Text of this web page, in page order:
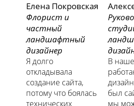
Елена Покровская
Флорист и
частный
ландшафтный
дизайнер
Я долго
откладывала
создание сайта,
потому что боялась
технических
В
был
мы